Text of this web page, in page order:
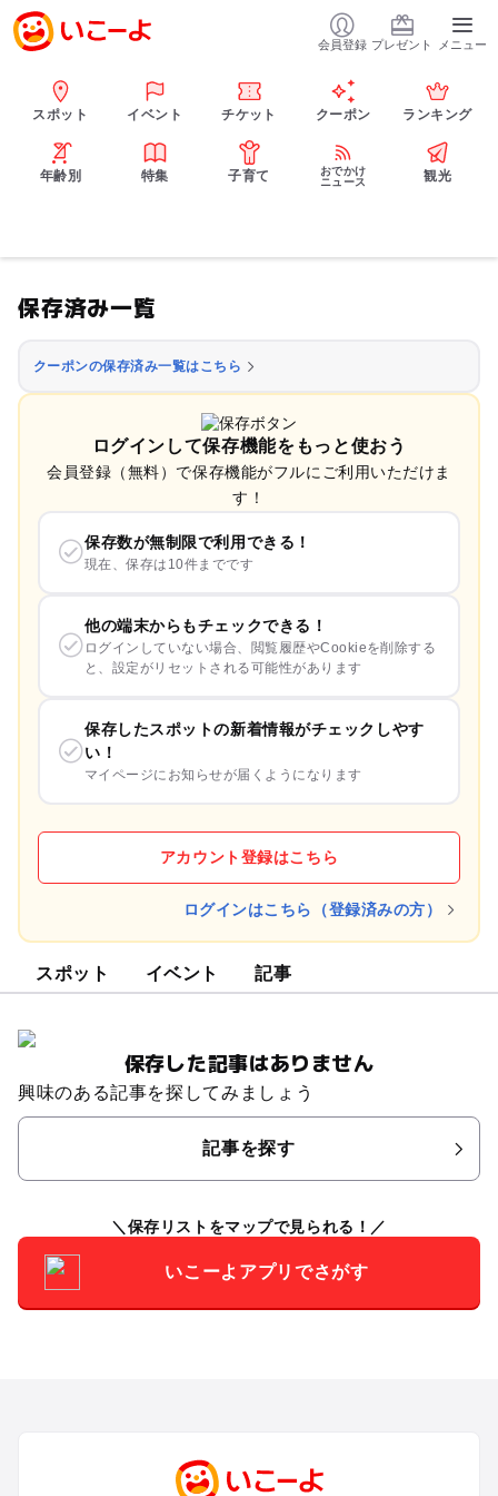
会員登録 プレゼント メニュー
スポット イベント チケット クーポン ランキング
年齢別 特集 子育て
おでかけ
ニュース
観光
保存済み一覧
クーポンの保存済み一覧はこちら
ログインして保存機能をもっと使おう
会員登録（無料）で保存機能がフルにご利用いただけま
す！
保存数が無制限で利用できる！
現在、保存は10件までです
他の端末からもチェックできる！
ログインしていない場合、閲覧履歴やCookieを削除する
と、設定がリセットされる可能性があります
保存したスポットの新着情報がチェックしやす
い！
マイページにお知らせが届くようになります
アカウント登録はこちら
ログインはこちら（登録済みの方）
スポット イベント 記事
保存した記事はありません
興味のある記事を探してみましょう
記事を探す
保存リストをマップで見られる！
いこーよアプリでさがす